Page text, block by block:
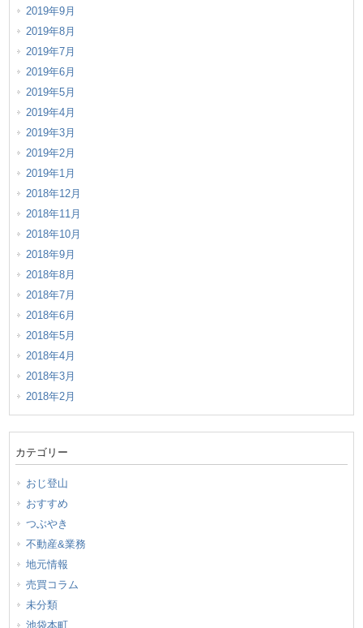
2019年9月
2019年8月
2019年7月
2019年6月
2019年5月
2019年4月
2019年3月
2019年2月
2019年1月
2018年12月
2018年11月
2018年10月
2018年9月
2018年8月
2018年7月
2018年6月
2018年5月
2018年4月
2018年3月
2018年2月
カテゴリー
おじ登山
おすすめ
つぶやき
不動産&業務
地元情報
売買コラム
未分類
池袋本町